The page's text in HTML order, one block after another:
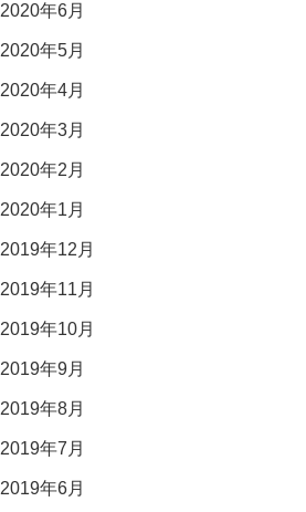
2020年6月
2020年5月
2020年4月
2020年3月
2020年2月
2020年1月
2019年12月
2019年11月
2019年10月
2019年9月
2019年8月
2019年7月
2019年6月